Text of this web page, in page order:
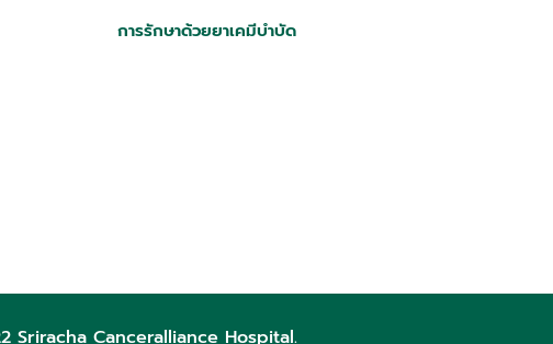
การรักษาด้วยยาเคมีบำบัด
Sriracha Canceralliance Hospital.